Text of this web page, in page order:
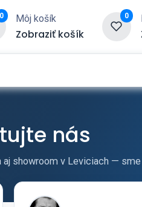
0 Môj košík
Zobraziť košík
0
nás
showroom v Leviciach — sme